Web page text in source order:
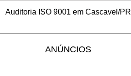
Auditoria ISO 9001 em Cascavel/PR
ANÚNCIOS